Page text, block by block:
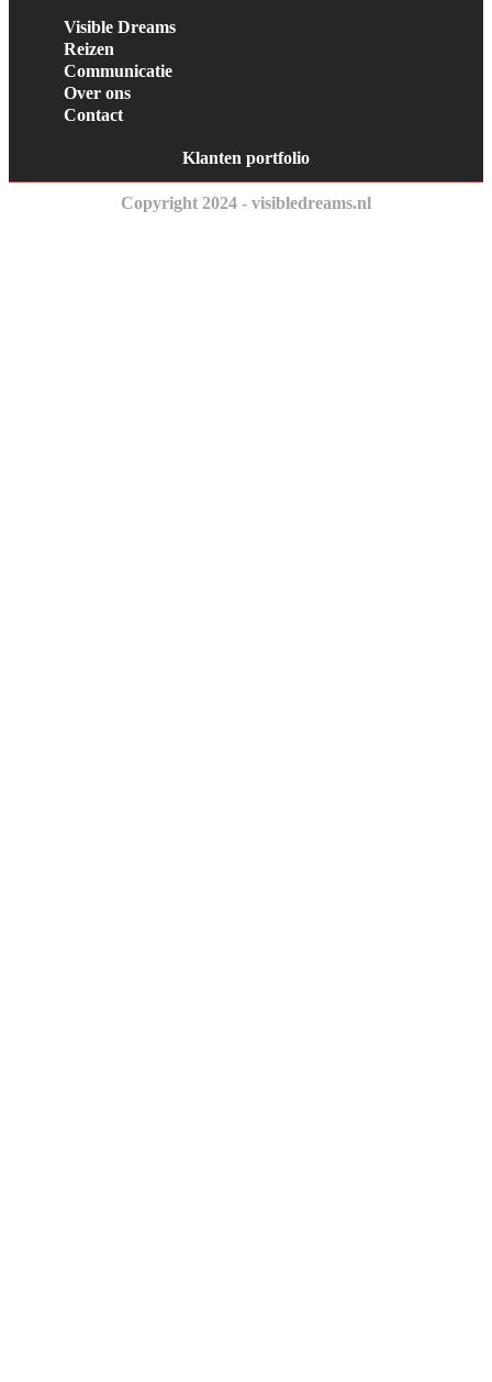
Visible Dreams
Reizen
Communicatie
Over ons
Contact
Klanten portfolio
Copyright 2024 - visibledreams.nl